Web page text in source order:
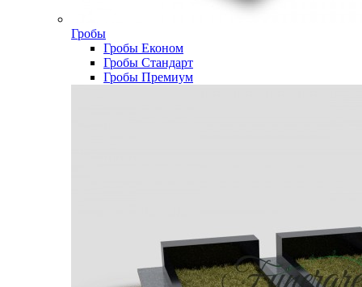
Гробы
Гробы Економ
Гробы Стандарт
Гробы Премиум